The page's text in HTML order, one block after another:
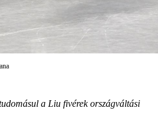
a Liu fivérek országváltási